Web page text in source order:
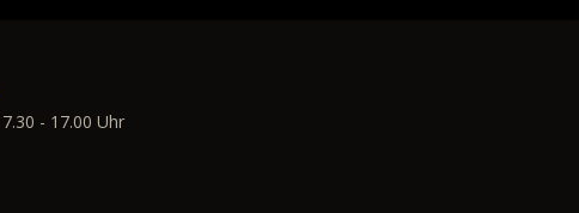
- 17.00 Uhr